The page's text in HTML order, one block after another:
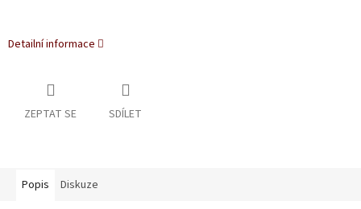
Detailní informace
ZEPTAT SE SDÍLET
Popis Diskuze